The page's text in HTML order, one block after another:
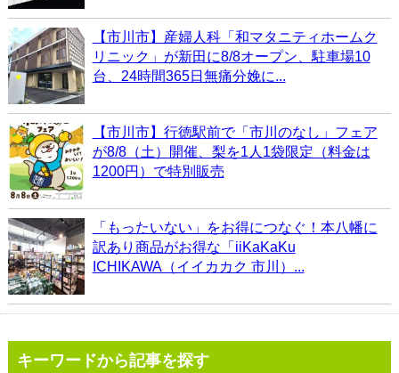
【市川市】産婦人科「和マタニティホームク
リニック」が新田に8/8オープン、駐車場10
台、24時間365日無痛分娩に...
【市川市】行徳駅前で「市川のなし」フェア
が8/8（土）開催、梨を1人1袋限定（料金は
1200円）で特別販売
「もったいない」をお得につなぐ！本八幡に
訳あり商品がお得な「iiKaKaKu
ICHIKAWA（イイカカク 市川）...
キーワードから記事を探す